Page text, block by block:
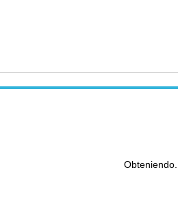
Obteniendo...